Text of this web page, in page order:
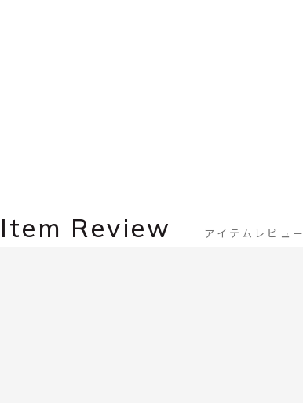
Item Review アイテムレビュー